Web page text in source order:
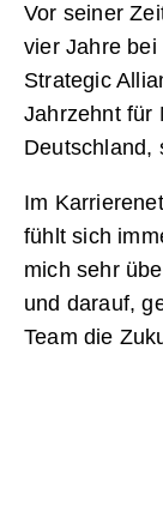
Vor seiner
vier Jahre
Strategic
Jahrzehnt für
Deutschland,
Im
fühlt sich
mich sehr
und darauf,
Team die